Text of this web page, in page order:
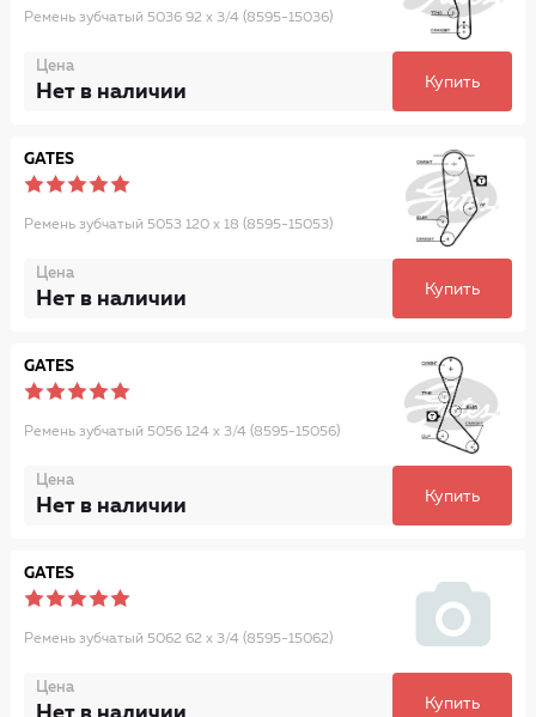
Ремень зубчатый 5036 92 x 3/4 (8595-15036)
Цена
Нет в наличии Купить
GATES
Ремень зубчатый 5053 120 x 18 (8595-15053)
Цена
Нет в наличии Купить
GATES
Ремень зубчатый 5056 124 x 3/4 (8595-15056)
Цена
Нет в наличии Купить
GATES
Ремень зубчатый 5062 62 x 3/4 (8595-15062)
Цена
Купить